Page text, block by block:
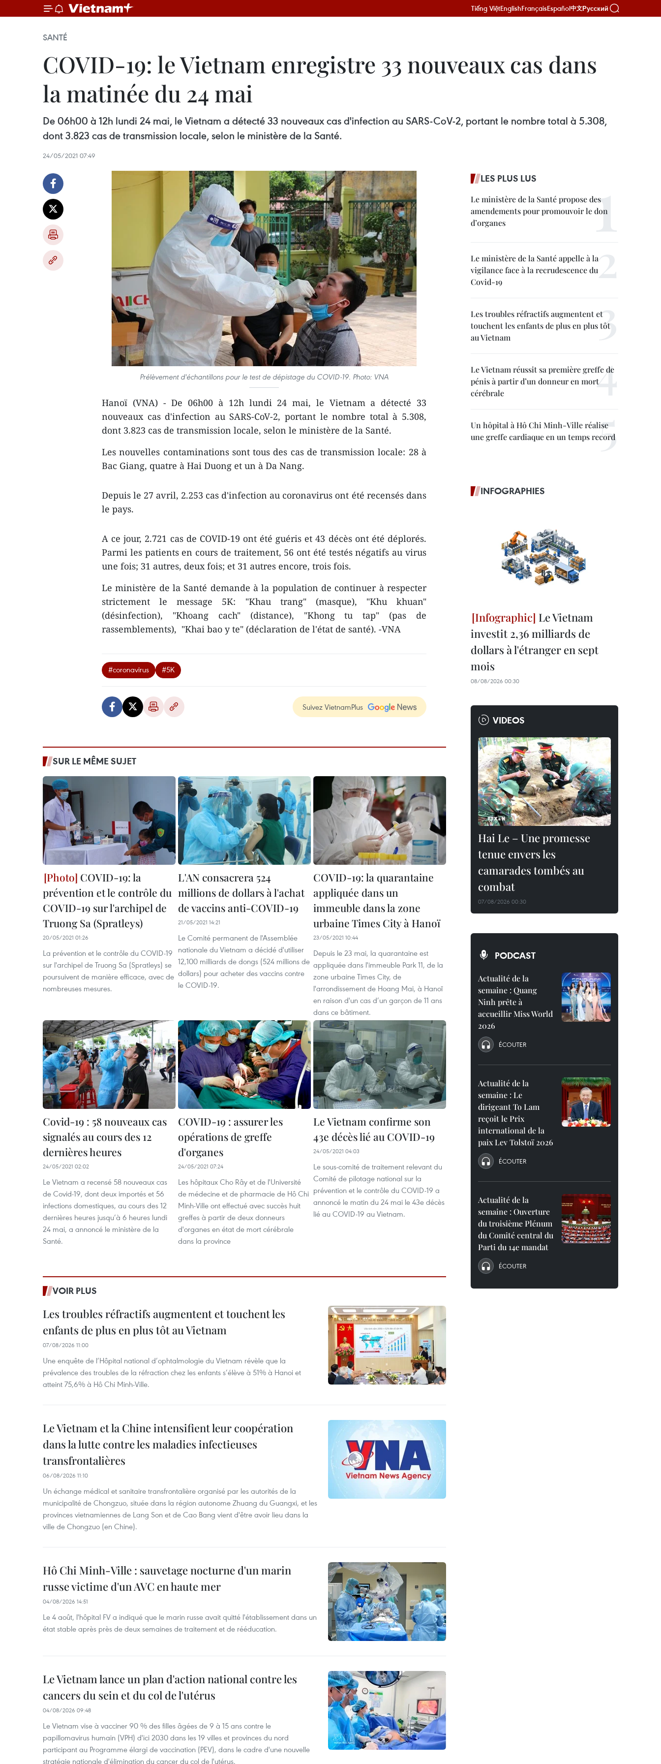
Tiếng ViệtEnglishFrançaisEspañol中文Русский
SANTÉ
COVID-19: le Vietnam enregistre 33 nouveaux cas dans
la matinée du 24 mai
De 06h00 à 12h lundi 24 mai, le Vietnam a détecté 33 nouveaux cas d'infection au SARS-CoV-2, portant le nombre total à 5.308,
dont 3.823 cas de transmission locale, selon le ministère de la Santé.
24/05/2021 07:49
Prélèvement d'échantillons pour le test de dépistage du COVID-19. Photo: VNA
Hanoï (VNA) - De 06h00 à 12h lundi 24 mai, le Vietnam a détecté 33
nouveaux cas d'infection au SARS-CoV-2, portant le nombre total à 5.308,
dont 3.823 cas de transmission locale, selon le ministère de la Santé.
Les nouvelles contaminations sont tous des cas de transmission locale: 28 à
Bac Giang, quatre à Hai Duong et un à Da Nang.
Depuis le 27 avril, 2.253 cas d'infection au coronavirus ont été recensés dans
le pays.
A ce jour, 2.721 cas de COVID-19 ont été guéris et 43 décès ont été déplorés.
Parmi les patients en cours de traitement, 56 ont été testés négatifs au virus
une fois; 31 autres, deux fois; et 31 autres encore, trois fois.
Le ministère de la Santé demande à la population de continuer à respecter
strictement le message 5K: "Khau trang" (masque), "Khu khuan"
(désinfection), "Khoang cach" (distance), "Khong tu tap" (pas de
rassemblements), "Khai bao y te" (déclaration de l'état de santé). -VNA
#coronavirus #5K
Suivez VietnamPlus
SUR LE MÊME SUJET
COVID-19: la
prévention et le contrôle du
COVID-19 sur l'archipel de
Truong Sa (Spratleys)
20/05/2021 01:26
La prévention et le contrôle du COVID-19
sur l'archipel de Truong Sa (Spratleys) se
poursuivent de manière efficace, avec de
nombreuses mesures.
L'AN consacrera 524
millions de dollars à l'achat
de vaccins anti-COVID-19
21/05/2021 14:21
Le Comité permanent de l'Assemblée
nationale du Vietnam a décidé d'utiliser
12,100 milliards de dongs (524 millions de
dollars) pour acheter des vaccins contre
le COVID-19.
COVID-19: la quarantaine
appliquée dans un
immeuble dans la zone
urbaine Times City à Hanoï
23/05/2021 10:44
Depuis le 23 mai, la quarantaine est
appliquée dans l'immeuble Park 11, de la
zone urbaine Times City, de
l'arrondissement de Hoang Mai, à Hanoï
en raison d'un cas d’un garçon de 11 ans
dans ce bâtiment.
Covid-19 : 58 nouveaux cas
signalés au cours des 12
dernières heures
24/05/2021 02:02
Le Vietnam a recensé 58 nouveaux cas
de Covid-19, dont deux importés et 56
infections domestiques, au cours des 12
dernières heures jusqu’à 6 heures lundi
24 mai, a annoncé le ministère de la
Santé.
COVID-19 : assurer les
opérations de greffe
d'organes
24/05/2021 07:24
Les hôpitaux Cho Rây et de l'Université
de médecine et de pharmacie de Hô Chi
Minh-Ville ont effectué avec succès huit
greffes à partir de deux donneurs
d'organes en état de mort cérébrale
dans la province
Le Vietnam confirme son
43e décès lié au COVID-19
24/05/2021 04:03
Le sous-comité de traitement relevant du
Comité de pilotage national sur la
prévention et le contrôle du COVID-19 a
annoncé le matin du 24 mai le 43e décès
lié au COVID-19 au Vietnam.
VOIR PLUS
Les troubles réfractifs augmentent et touchent les
enfants de plus en plus tôt au Vietnam
07/08/2026 11:00
Une enquête de l’Hôpital national d’ophtalmologie du Vietnam révèle que la
prévalence des troubles de la réfraction chez les enfants s’élève à 51% à Hanoi et
atteint 75,6% à Hô Chi Minh-Ville.
Le Vietnam et la Chine intensifient leur coopération
dans la lutte contre les maladies infectieuses
transfrontalières
06/08/2026 11:10
Un échange médical et sanitaire transfrontalière organisé par les autorités de la
municipalité de Chongzuo, située dans la région autonome Zhuang du Guangxi, et les
provinces vietnamiennes de Lang Son et de Cao Bang vient d'être avoir lieu dans la
ville de Chongzuo (en Chine).
Hô Chi Minh-Ville : sauvetage nocturne d'un marin
russe victime d'un AVC en haute mer
04/08/2026 14:51
Le 4 août, l'hôpital FV a indiqué que le marin russe avait quitté l'établissement dans un
état stable après près de deux semaines de traitement et de rééducation.
Le Vietnam lance un plan d'action national contre les
cancers du sein et du col de l'utérus
04/08/2026 09:48
Le Vietnam vise à vacciner 90 % des filles âgées de 9 à 15 ans contre le
papillomavirus humain (VPH) d'ici 2030 dans les 19 villes et provinces du nord
participant au Programme élargi de vaccination (PEV), dans le cadre d'une nouvelle
stratégie nationale d'élimination du cancer du col de l'utérus.
LES PLUS LUS
Le ministère de la Santé propose des
amendements pour promouvoir le don
d’organes
Le ministère de la Santé appelle à la
vigilance face à la recrudescence du
Covid-19
Les troubles réfractifs augmentent et
touchent les enfants de plus en plus tôt
au Vietnam
Le Vietnam réussit sa première greffe de
pénis à partir d’un donneur en mort
cérébrale
Un hôpital à Hô Chi Minh-Ville réalise
une greffe cardiaque en un temps record
INFOGRAPHIES
Le Vietnam
investit 2,36 milliards de
dollars à l'étranger en sept
mois
08/08/2026 00:30
VIDEOS
Hai Le – Une promesse
tenue envers les
camarades tombés au
combat
07/08/2026 00:30
PODCAST
Actualité de la
semaine : Quang
Ninh prête à
accueillir Miss World
2026
ÉCOUTER
Actualité de la
semaine : Le
dirigeant To Lam
reçoit le Prix
international de la
paix Lev Tolstoï 2026
ÉCOUTER
Actualité de la
semaine : Ouverture
du troisième Plénum
du Comité central du
Parti du 14e mandat
ÉCOUTER